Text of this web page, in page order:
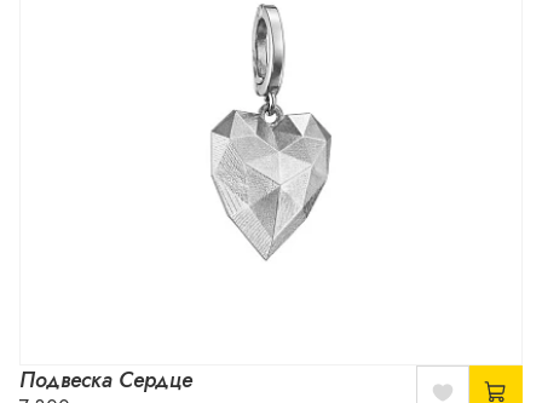
Подвеска Сердце